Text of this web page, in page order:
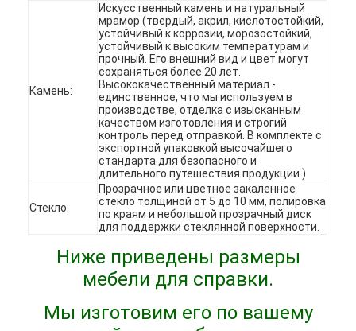
Экскурсия по заводу
Контроль качества
Свяжитесь с нами
Побеседуйте теперь
Камень:
Искусственный камень и натуральный
мрамор (твердый, акрил, кислотостойкий,
устойчивый к коррозии, морозостойкий,
устойчивый к высоким температурам и
прочный. Его внешний вид и цвет могут
сохраняться более 20 лет.
Высококачественный материал -
единственное, что мы используем в
производстве, отделка с изысканным
качеством изготовления и строгий
контроль перед отправкой. В комплекте с
экспортной упаковкой высочайшего
стандарта для безопасного и
длительного путешествия продукции.)
Стекло:
Прозрачное или цветное закаленное
стекло толщиной от 5 до 10 мм, полировка
по краям и небольшой прозрачный диск
для поддержки стеклянной поверхности.
Ниже приведены размеры
мебели для справки.
Мы изготовим его по вашему